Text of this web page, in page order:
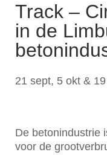
Track –
in de
21 sept, 5 okt &
De betonindustrie
voor de